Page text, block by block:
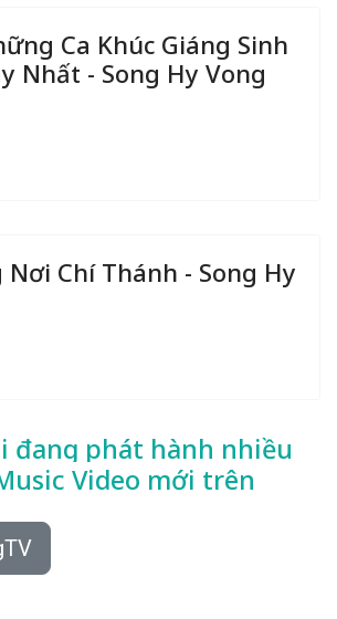
Ca Khúc Giáng Sinh
Nhất - Song Hy Vong
Nơi Chí Thánh - Song Hy
đang phát hành nhiều
Video mới trên